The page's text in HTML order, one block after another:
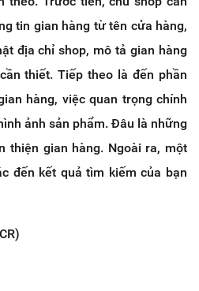
tin gian hàng từ tên cửa hàng,
địa chỉ shop, mô tả gian hàng
thiết. Tiếp theo là đến phần
hàng, việc quan trọng chính
ảnh sản phẩm. Đâu là những
thiện gian hàng. Ngoài ra, một
đến kết quả tìm kiếm của bạn